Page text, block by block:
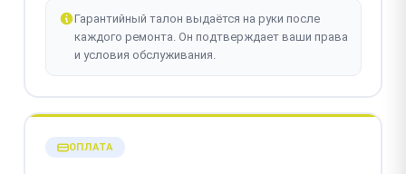
Гарантийный талон выдаётся на руки после
каждого ремонта. Он подтверждает ваши права
и условия обслуживания.
ОПЛАТА